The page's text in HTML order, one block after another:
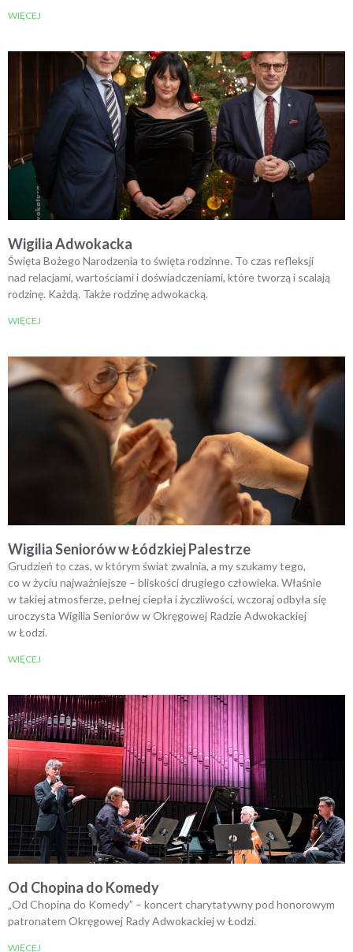
WIĘCEJ
Wigilia Adwokacka
Święta Bożego Narodzenia to święta rodzinne. To czas refleksji
nad relacjami, wartościami i doświadczeniami, które tworzą i scalają
rodzinę. Każdą. Także rodzinę adwokacką.
WIĘCEJ
Wigilia Seniorów w Łódzkiej Palestrze
Grudzień to czas, w którym świat zwalnia, a my szukamy tego,
co w życiu najważniejsze – bliskości drugiego człowieka. Właśnie
w takiej atmosferze, pełnej ciepła i życzliwości, wczoraj odbyła się
uroczysta Wigilia Seniorów w Okręgowej Radzie Adwokackiej
w Łodzi.
WIĘCEJ
Od Chopina do Komedy
„Od Chopina do Komedy” – koncert charytatywny pod honorowym
patronatem Okręgowej Rady Adwokackiej w Łodzi.
WIĘCEJ